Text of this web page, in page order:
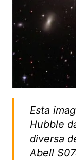
Esta
Hubble
diversa
Abell